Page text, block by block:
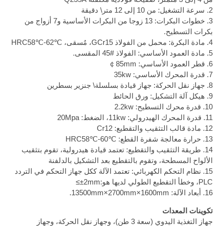
2. سرعة التشغيل: من 10 إلى 12 متر\ دقيقة
3. خطوات البكرات: 13 زوجا من البكرات الأساسية و7 أزواج من
بكرات التسطيح.
4. مادة البكرة: محمل من الفولاذ GCr15، مُسقى،
HRC58℃-62℃
5. مادة العمود الأساسي: الفولاذ
45# المقسى.
6. قطر العمود الأساسي:
￠85mm
7. قدرة المحرك الأساسي: 35kw
8. جهاز نقل الحركة: جهاز قيادة بسلسلة\ جنزير بسطرين
9. هيكل آلة التشكيل: ورق الحائط
10. قدرة محرك التسطيح: 2.2kw
11. قدرة المحرك الهيدرولي: 11kw، الضغط: 20Mpa
12. مادة قالب التثقيب والتقطيع: Cr12
13. حرارة معالجة شفرة القطع:
HRC58℃-60℃
14. طريقة التثقيب والتقطيع: تعتمد قيادة هيدرولية، تقوم بتثقيب
الألواح المسطحة، وتقوم بالتقطيع بعد التشكيل بالدلفنة
15. نظام التحكم الكهربائي: تعتمد الآلة ككل جهاز التحكم في التردد
PLC، وخطأ التقطيع الطولي لديها هو:
≤±2mm
16. أبعاد الآلة: 13500mm×2700mm×1600mm.
تكوينات المعدات
جهاز التغذية اليدوي (سعة 3 طن)، وجهاز نقل الحركة، وجهاز